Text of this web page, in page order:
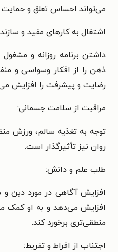
می‌تواند احساس تعلق و حمایت
اشتغال به کارهای مفید و
داشتن برنامه روزانه و
ذهن را از افکار وسواسی و
رضایت و پیشرفت را افزایش
مراقبت از سلامت جسمانی:
توجه به تغذیه سالم، ورزش
روان نیز تأثیرگذار است.
طلب علم و دانش:
افزایش آگاهی در مورد دین و
افزایش می‌دهد و به او کمک
منطقی‌تری برخورد کند.
اجتناب از افراط و تفریط: